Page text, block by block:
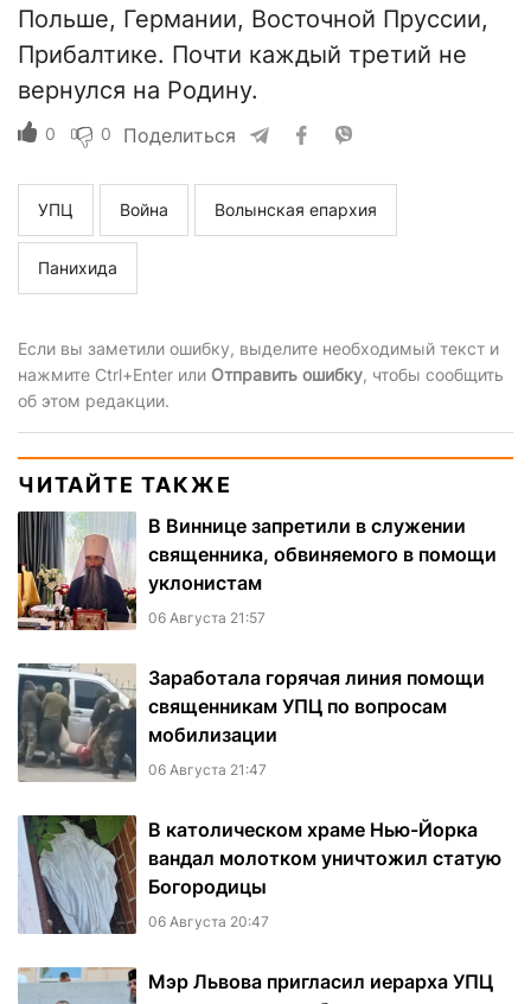
Польше, Германии, Восточной Пруссии,
Прибалтике. Почти каждый третий не
вернулся на Родину.
0 0 Поделиться
УПЦ Война Волынская епархия
Панихида
Если вы заметили ошибку, выделите необходимый текст и
нажмите Ctrl+Enter или Отправить ошибку, чтобы сообщить
об этом редакции.
ЧИТАЙТЕ ТАКЖЕ
В Виннице запретили в служении
священника, обвиняемого в помощи
уклонистам
06 Августа 21:57
Заработала горячая линия помощи
священникам УПЦ по вопросам
мобилизации
06 Августа 21:47
В католическом храме Нью-Йорка
вандал молотком уничтожил статую
Богородицы
06 Августа 20:47
Мэр Львова пригласил иерарха УПЦ